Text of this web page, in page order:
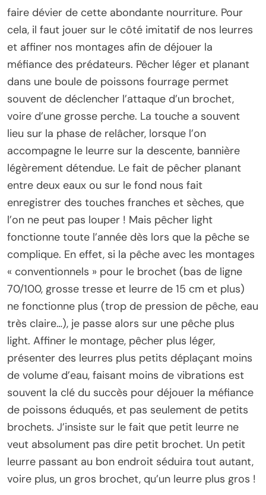
faire dévier de cette abondante nourriture. Pour
cela, il faut jouer sur le côté imitatif de nos leurres
et affiner nos montages afin de déjouer la
méfiance des prédateurs. Pêcher léger et planant
dans une boule de poissons fourrage permet
souvent de déclencher l’attaque d’un brochet,
voire d’une grosse perche. La touche a souvent
lieu sur la phase de relâcher, lorsque l’on
accompagne le leurre sur la descente, bannière
légèrement détendue. Le fait de pêcher planant
entre deux eaux ou sur le fond nous fait
enregistrer des touches franches et sèches, que
l’on ne peut pas louper ! Mais pêcher light
fonctionne toute l’année dès lors que la pêche se
complique. En effet, si la pêche avec les montages
« conventionnels » pour le brochet (bas de ligne
70/100, grosse tresse et leurre de 15 cm et plus)
ne fonctionne plus (trop de pression de pêche, eau
très claire…), je passe alors sur une pêche plus
light. Affiner le montage, pêcher plus léger,
présenter des leurres plus petits déplaçant moins
de volume d’eau, faisant moins de vibrations est
souvent la clé du succès pour déjouer la méfiance
de poissons éduqués, et pas seulement de petits
brochets. J’insiste sur le fait que petit leurre ne
veut absolument pas dire petit brochet. Un petit
leurre passant au bon endroit séduira tout autant,
voire plus, un gros brochet, qu’un leurre plus gros !